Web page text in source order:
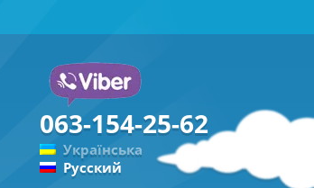
063-154-25-62
Українська
Русский